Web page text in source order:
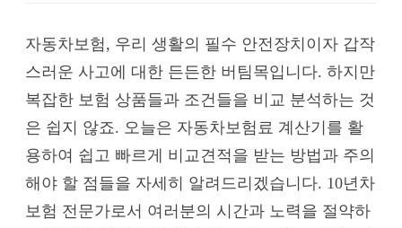
자동차보험, 우리 생활의 필수 안전장치이자 갑작
스러운 사고에 대한 든든한 버팀목입니다. 하지만
복잡한 보험 상품들과 조건들을 비교 분석하는 것
은 쉽지 않죠. 오늘은 자동차보험료 계산기를 활
용하여 쉽고 빠르게 비교견적을 받는 방법과 주의
해야 할 점들을 자세히 알려드리겠습니다. 10년차
보험 전문가로서 여러분의 시간과 노력을 절약하